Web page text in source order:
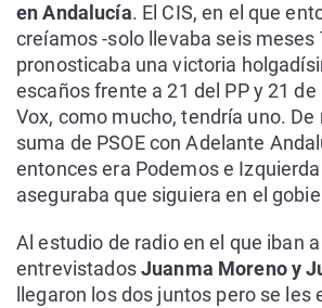
en Andalucía. El CIS, en el que
creíamos -solo llevaba seis meses
pronosticaba una victoria
escaños frente a 21 del PP y 21
Vox, como mucho, tendría uno. De
suma de PSOE con Adelante
entonces era Podemos e Izquierda
aseguraba que siguiera en el
Al estudio de radio en el que iban
entrevistadosJuanma Moreno y
llegaron los dos juntos pero se les